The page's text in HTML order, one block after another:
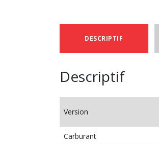
DESCRIPTIF
Descriptif
Version
Carburant